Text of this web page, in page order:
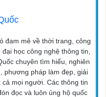
đam mê về thời trang, công
học công nghệ thông tin,
chuyên tìm hiểu, nghiên
phương pháp làm đẹp, giải
mọi người. Các thông tin
đọc và luôn ủng hộ quốc